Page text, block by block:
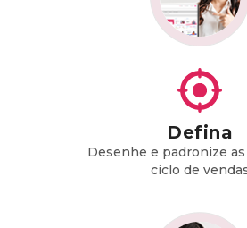
Defina
Desenhe e padronize
ciclo de